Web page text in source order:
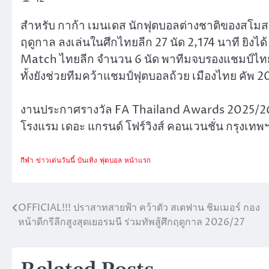
สำหรับ กาก้า เมนเดส นักฟุตบอลต่างชาติของสโม
ฤดูกาล ลงเล่นในศึกไทยลีก 27 นัด 2,174 นาที ยิง
Match ไทยลีก จำนวน 6 นัด พาทีมจบรองแชมป์ไ
ทั้งยังช่วยทีมคว้าแชมป์ฟุตบอลถ้วย เมืองไทย คัพ
งานประกาศรางวัล FA Thailand Awards
โรงแรม เดอะ แกรนด์ โฟร์วิงส์ คอนเวนชั่น กรุงเทพ
กีฬา ข่าวเด่นวันนี้ บันเทิง ฟุตบอล หน้าแรก
แนะแนว
OFFICIAL!!! ปราสาทสายฟ้า คว้าตัว สเตฟาน ชิมเมอร์ กอง
หน้าดีกรีลีกสูงสุดเยอรมนี ร่วมทัพสู้ศึกฤดูกาล 2026/27